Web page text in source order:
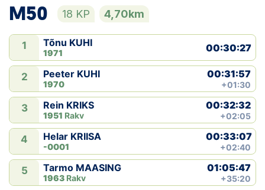
M50 18 KP 4,70km
1 Tõnu KUHI
1971 00:30:27
2 Peeter KUHI
1970
00:31:57
+01:30
3 Rein KRIKS
1951 Rakv
00:32:32
+02:05
4 Helar KRIISA
-0001
00:33:07
+02:40
5 Tarmo MAASING
1963 Rakv
01:05:47
+35:20